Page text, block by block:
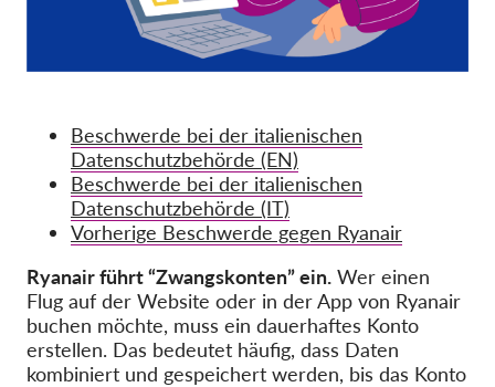
Beschwerde bei der italienischen
Datenschutzbehörde (EN)
Beschwerde bei der italienischen
Datenschutzbehörde (IT)
Vorherige Beschwerde gegen Ryanair
Ryanair führt “Zwangskonten” ein. Wer einen
Flug auf der Website oder in der App von Ryanair
buchen möchte, muss ein dauerhaftes Konto
erstellen. Das bedeutet häufig, dass Daten
kombiniert und gespeichert werden, bis das Konto